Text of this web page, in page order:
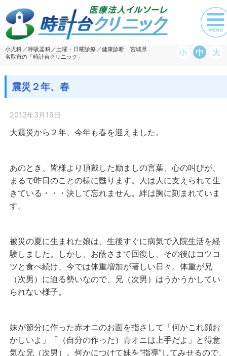
小児科／呼吸器科／土曜・日曜診療／健康診断 宮城県
名取市の「時計台クリニック」
小 中 大
震災２年、春
2013年3月19日
大震災から２年、今年も春を迎えました。
あのとき、皆様より頂戴した励ましの言葉、心の叫びが、
まるで昨日のことの様に甦ります。人は人に支えられて生
きている・・・決して忘れません。絆は胸に刻まれていま
す。
被災の夏に生まれた娘は、生後すぐに病気で入院生活を経
験しました。しかし、お蔭さまで回復し、その後はコツコ
ツと食べ続け、今では体重増加が著しい日々。体重が兄
（次男）に迫る勢いなので、兄（次男）はうかうかしてい
られない様子。
妹が節分に作った赤オニのお面を指さして「何かこれ顔お
かしいよ」「（自分の作った）青オニは上手だよ」と得意
気な兄（次男）。何かにつけて妹を“指導”してみせるので、